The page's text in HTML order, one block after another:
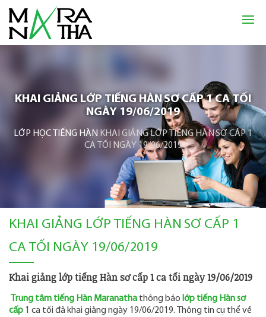
KHAI GIẢNG LỚP TIẾNG HÀN SƠ CẤP 1 CA TỐI
NGÀY 19/06/2019
LỚP HỌC TIẾNG HÀN KHAI GIẢNG LỚP TIẾNG HÀN SƠ CẤP 1
CA TỐI NGÀY 19/06/2019
KHAI GIẢNG LỚP TIẾNG HÀN SƠ CẤP 1
CA TỐI NGÀY 19/06/2019
Khai giảng lớp tiếng Hàn sơ cấp 1 ca tối ngày 19/06/2019
Trung tâm tiếng Hàn Maranatha thông báo lớp tiếng Hàn sơ
cấp 1 ca tối đã khai giảng ngày 19/06/2019. Thông tin cụ thể về